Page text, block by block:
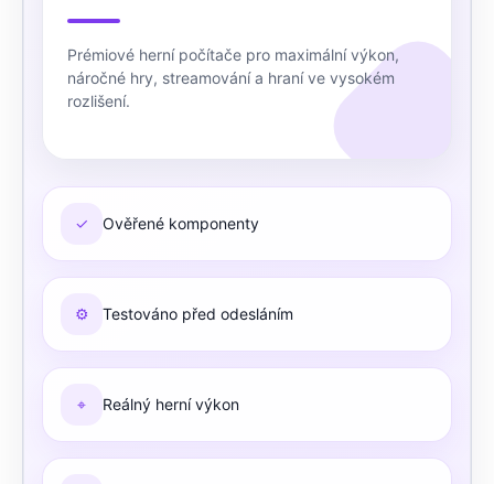
Prémiové herní počítače pro maximální výkon,
náročné hry, streamování a hraní ve vysokém
rozlišení.
✓ Ověřené komponenty
⚙ Testováno před odesláním
⌖ Reálný herní výkon